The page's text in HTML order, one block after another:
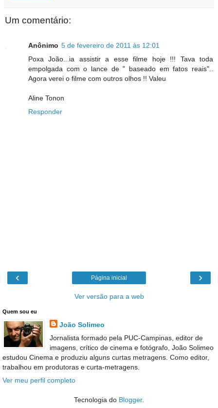
Um comentário:
Anônimo 5 de fevereiro de 2011 às 12:01
Poxa João...ia assistir a esse filme hoje !!! Tava toda
empolgada com o lance de " baseado em fatos reais"..
Agora verei o filme com outros olhos !! Valeu
Aline Tonon
Responder
‹ ›
Página inicial
Ver versão para a web
Quem sou eu
João Solimeo
Jornalista formado pela PUC-Campinas, editor de
imagens, crítico de cinema e fotógrafo, João Solimeo
estudou Cinema e produziu alguns curtas metragens. Como editor,
trabalhou em produtoras e curta-metragens.
Ver meu perfil completo
Tecnologia do Blogger.